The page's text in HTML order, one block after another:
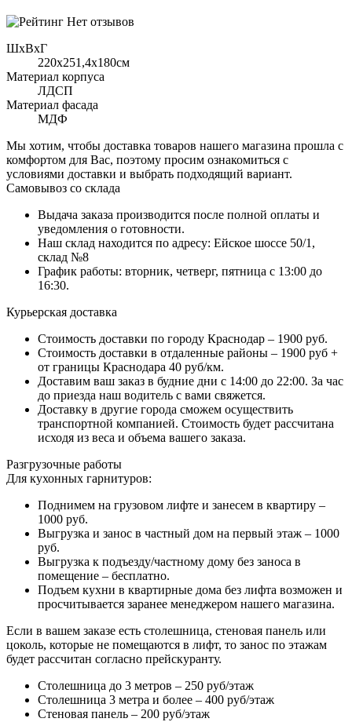
Нет отзывов
ШхВхГ
220x251,4х180см
Материал корпуса
ЛДСП
Материал фасада
МДФ
Мы хотим, чтобы доставка товаров нашего магазина прошла с
комфортом для Вас, поэтому просим ознакомиться с
условиями доставки и выбрать подходящий вариант.
Самовывоз со склада
Выдача заказа производится после полной оплаты и
уведомления о готовности.
Наш склад находится по адресу: Ейское шоссе 50/1,
склад №8
График работы: вторник, четверг, пятница с 13:00 до
16:30.
Курьерская доставка
Стоимость доставки по городу Краснодар – 1900 руб.
Стоимость доставки в отдаленные районы – 1900 руб +
от границы Краснодара 40 руб/км.
Доставим ваш заказ в будние дни с 14:00 до 22:00. За час
до приезда наш водитель с вами свяжется.
Доставку в другие города сможем осуществить
транспортной компанией. Стоимость будет рассчитана
исходя из веса и объема вашего заказа.
Разгрузочные работы
Для кухонных гарнитуров:
Поднимем на грузовом лифте и занесем в квартиру –
1000 руб.
Выгрузка и занос в частный дом на первый этаж – 1000
руб.
Выгрузка к подъезду/частному дому без заноса в
помещение – бесплатно.
Подъем кухни в квартирные дома без лифта возможен и
просчитывается заранее менеджером нашего магазина.
Если в вашем заказе есть столешница, стеновая панель или
цоколь, которые не помещаются в лифт, то занос по этажам
будет рассчитан согласно прейскуранту.
Столешница до 3 метров – 250 руб/этаж
Столешница 3 метра и более – 400 руб/этаж
Стеновая панель – 200 руб/этаж